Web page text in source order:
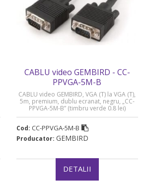
CABLU video GEMBIRD - CC-
PPVGA-5M-B
CABLU video GEMBIRD, VGA (T) la VGA (T),
5m, premium, dublu ecranat, negru, „CC-
PPVGA-5M-B” (timbru verde 0.8 lei)
Cod: CC-PPVGA-5M-B
Producator: GEMBIRD
DETALII